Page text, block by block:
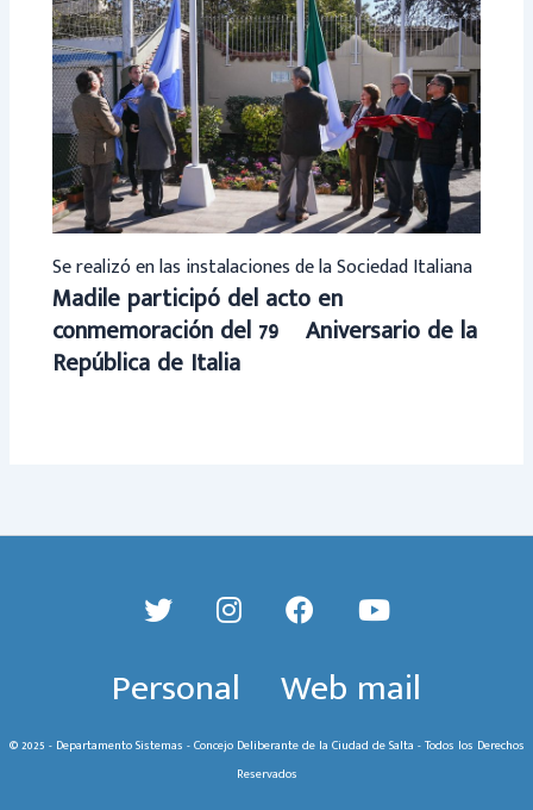
Se realizó en las instalaciones de la Sociedad Italiana
Madile participó del acto en
conmemoración del 79º Aniversario de la
República de Italia
Personal Web mail
© 2025 - Departamento Sistemas - Concejo Deliberante de la Ciudad de Salta - Todos los Derechos
Reservados